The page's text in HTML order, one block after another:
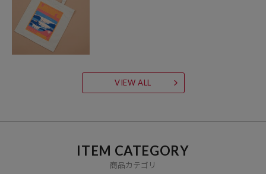
VIEW ALL
ITEM CATEGORY
商品カテゴリ